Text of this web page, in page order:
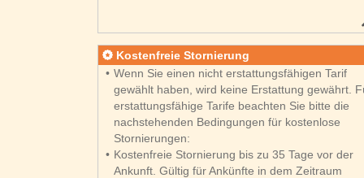
Kostenfreie Stornierung
Wenn Sie einen nicht erstattungsfähigen Tarif
gewählt haben, wird keine Erstattung gewährt.
erstattungsfähige Tarife beachten Sie bitte die
nachstehenden Bedingungen für kostenlose
Stornierungen:
Kostenfreie Stornierung bis zu 35 Tage vor der
Ankunft. Gültig für Ankünfte in dem Zeitraum